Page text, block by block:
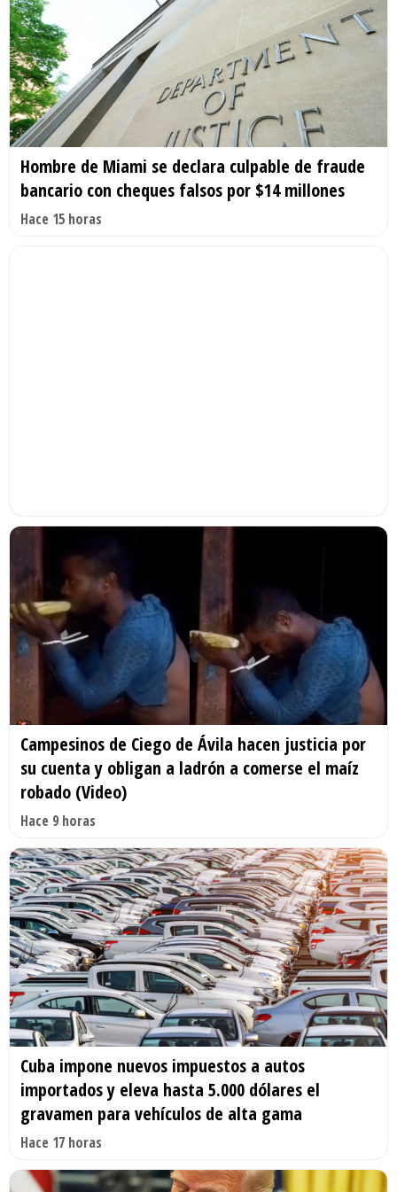
Hombre de Miami se declara culpable de fraude
bancario con cheques falsos por $14 millones
Hace 15 horas
Campesinos de Ciego de Ávila hacen justicia por
su cuenta y obligan a ladrón a comerse el maíz
robado (Video)
Hace 9 horas
Cuba impone nuevos impuestos a autos
importados y eleva hasta 5.000 dólares el
gravamen para vehículos de alta gama
Hace 17 horas